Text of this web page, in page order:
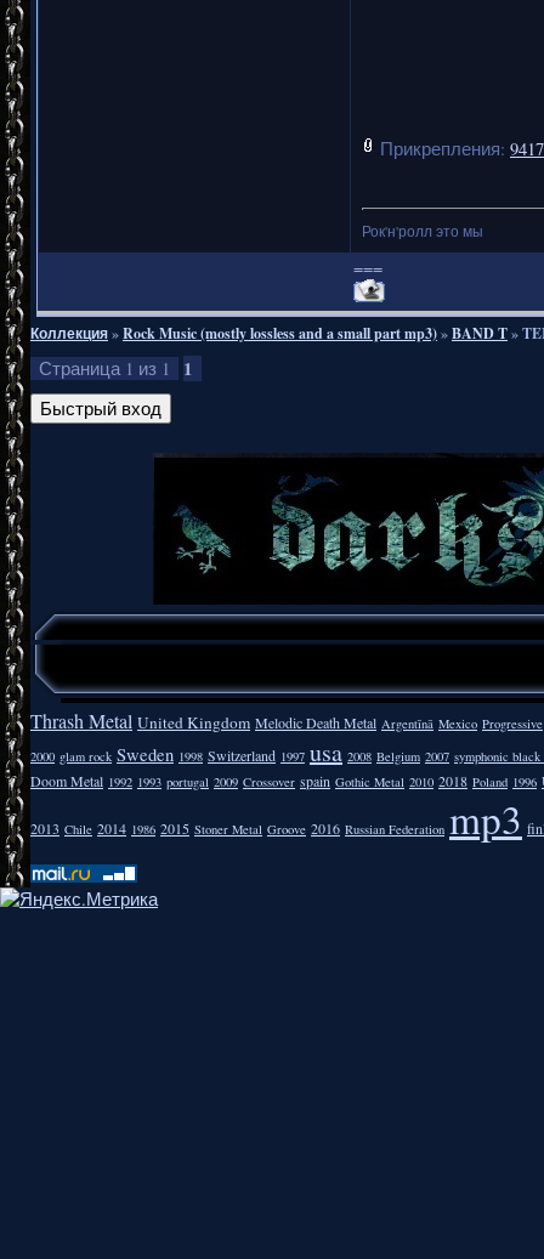
Прикрепления:
Рок'н'ролл это мы
===
Коллекция»Rock Music (mostly lossless and a small part mp3)»BAND T»
Страница 1 из 1 1
Thrash Metal United Kingdom Melodic Death Metal Argentīnā Mexico Progressive
2000 glam rock Sweden 1998 Switzerland 1997 usa 2008 Belgium 2007 symphonic
Doom Metal 1992 1993 portugal 2009 Crossover spain Gothic Metal 2010 2018 Poland 1996
2013 Chile 2014 1986 2015 Stoner Metal Groove 2016 Russian Federation mp3